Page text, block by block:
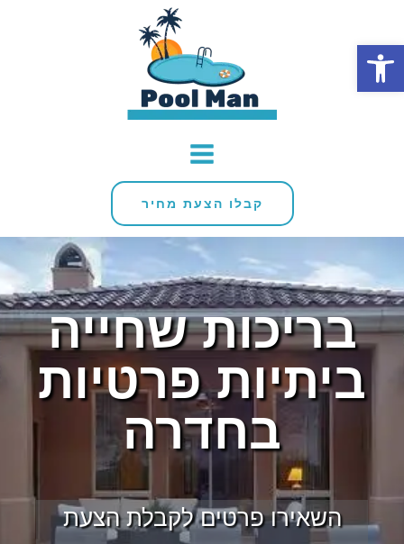
פתח סרגל נגישות
קבלו הצעת מחיר
בריכות שחייה
ביתיות פרטיות
בחדרה
השאירו פרטים לקבלת הצעת